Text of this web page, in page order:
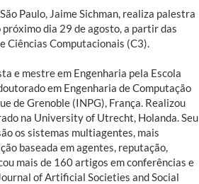
Paulo, Jaime Sichman, realiza palestra
dia 29 de agosto, a partir das
Ciências Computacionais (C3).
e mestre em Engenharia pela Escola
em Engenharia de Computação
de Grenoble (INPG), França. Realizou
na University of Utrecht, Holanda. Seu
os sistemas multiagentes, mais
baseada em agentes, reputação,
mais de 160 artigos em conferências e
of Artificial Societies and Social